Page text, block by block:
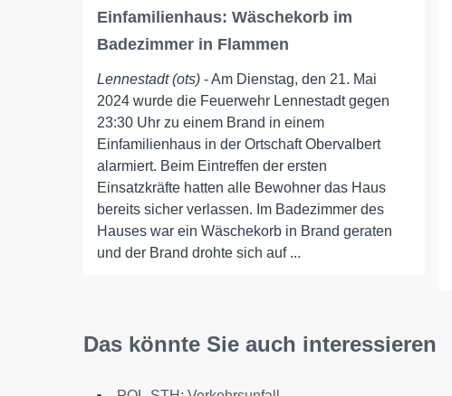
Einfamilienhaus: Wäschekorb im
Badezimmer in Flammen
Lennestadt (ots) - Am Dienstag, den 21. Mai
2024 wurde die Feuerwehr Lennestadt gegen
23:30 Uhr zu einem Brand in einem
Einfamilienhaus in der Ortschaft Obervalbert
alarmiert. Beim Eintreffen der ersten
Einsatzkräfte hatten alle Bewohner das Haus
bereits sicher verlassen. Im Badezimmer des
Hauses war ein Wäschekorb in Brand geraten
und der Brand drohte sich auf ...
Das könnte Sie auch interessieren